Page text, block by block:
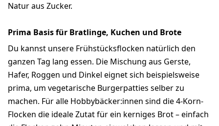
Natur aus Zucker.
Prima Basis für Bratlinge, Kuchen und Brote
Du kannst unsere Frühstücksflocken natürlich den
ganzen Tag lang essen. Die Mischung aus Gerste,
Hafer, Roggen und Dinkel eignet sich beispielsweise
prima, um vegetarische Burgerpatties selber zu
machen. Für alle Hobbybäcker:innen sind die 4-Korn-
Flocken die ideale Zutat für ein kerniges Brot – einfach